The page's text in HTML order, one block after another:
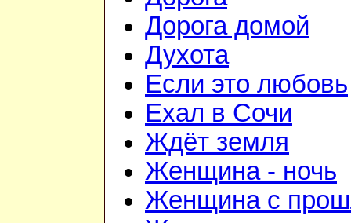
Дорога домой
Духота
Если это любовь
Ехал в Сочи
Ждёт земля
Женщина - ночь
Женщина с